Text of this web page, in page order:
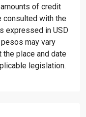
of credit
consulted with the
expressed in USD
may vary
the place and date
legislation.